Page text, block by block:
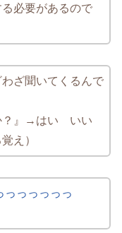
必要があるので
ざ聞いてくるんで
？』→はい いい
え）
っっっっっっ